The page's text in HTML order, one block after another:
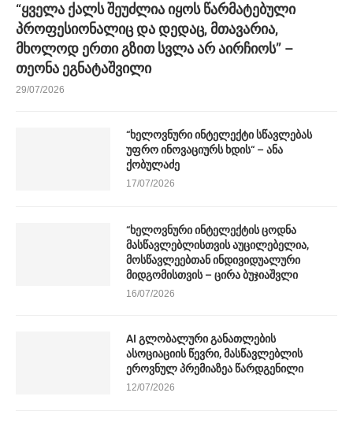
“ყველა ქალს შეუძლია იყოს წარმატებული
პროფესიონალიც და დედაც, მთავარია,
მხოლოდ ერთი გზით სვლა არ აირჩიოს” –
თეონა ეგნატაშვილი
29/07/2026
“ხელოვნური ინტელექტი სწავლებას
უფრო ინოვაციურს ხდის“ – ანა
ქობულაძე
17/07/2026
“ხელოვნური ინტელექტის ცოდნა
მასწავლებლისთვის აუცილებელია,
მოსწავლეებთან ინდივიდუალური
მიდგომისთვის – ცირა ბუჯიაშვლი
16/07/2026
AI გლობალური განათლების
ასოციაციის წევრი, მასწავლებლის
ეროვნულ პრემიაზეა წარდგენილი
12/07/2026